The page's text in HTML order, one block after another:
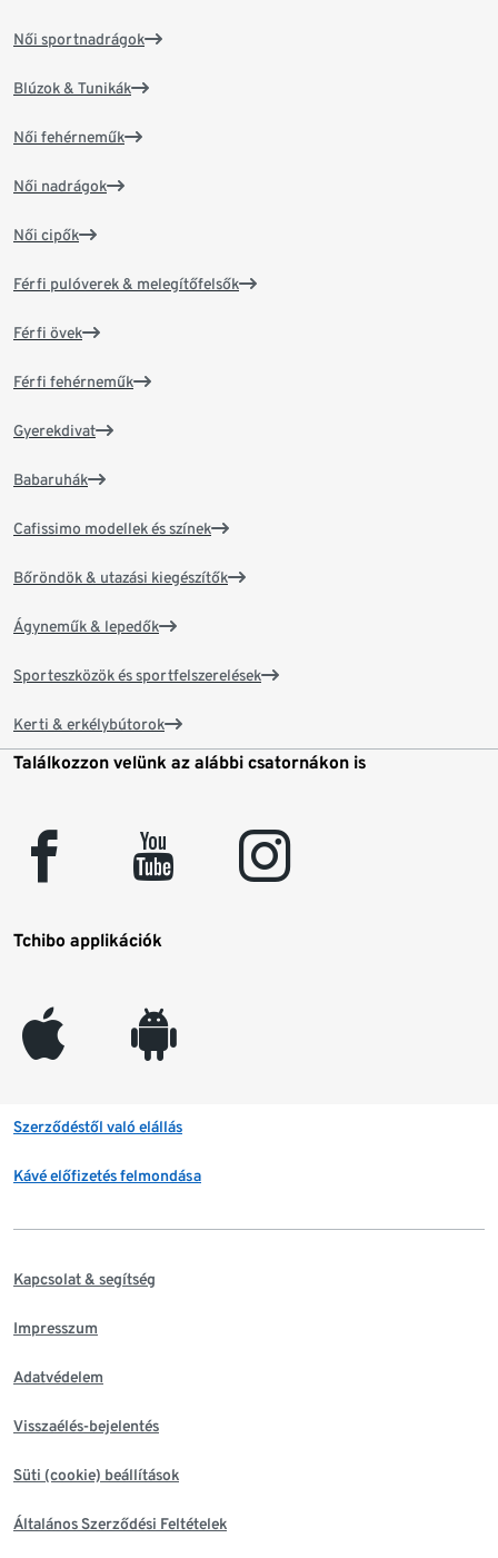
Női sportnadrágok
Blúzok & Tunikák
Női fehérneműk
Női nadrágok
Női cipők
Férfi pulóverek & melegítőfelsők
Férfi övek
Férfi fehérneműk
Gyerekdivat
Babaruhák
Cafissimo modellek és színek
Bőröndök & utazási kiegészítők
Ágyneműk & lepedők
Sporteszközök és sportfelszerelések
Kerti & erkélybútorok
Találkozzon velünk az alábbi csatornákon is
facebook youtube instagram
Tchibo applikációk
appleinc android
Szerződéstől való elállás
Kávé előfizetés felmondása
Kapcsolat & segítség
Impresszum
Adatvédelem
Visszaélés-bejelentés
Süti (cookie) beállítások
Általános Szerződési Feltételek